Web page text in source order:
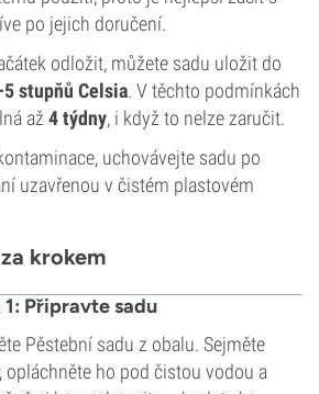
po jejich doručení.
odložit, můžete sadu uložit do
stupňů Celsia. V těchto podmínkách
až 4 týdny, i když to nelze zaručit.
uchovávejte sadu po
uzavřenou v čistém plastovém
krokem
1: Připravte sadu
Pěstební sadu z obalu. Sejměte
opláchněte ho pod čistou vodou a